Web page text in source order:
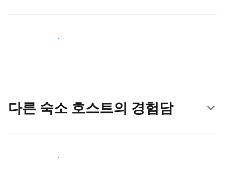
새로운 고객층 공략하기
다른 숙소 호스트의 경험담
숙소 호스트로 동참하기